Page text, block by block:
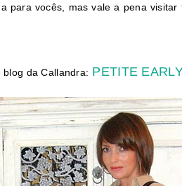
para vocês, mas vale a pena
blog da Callandra: PETITE